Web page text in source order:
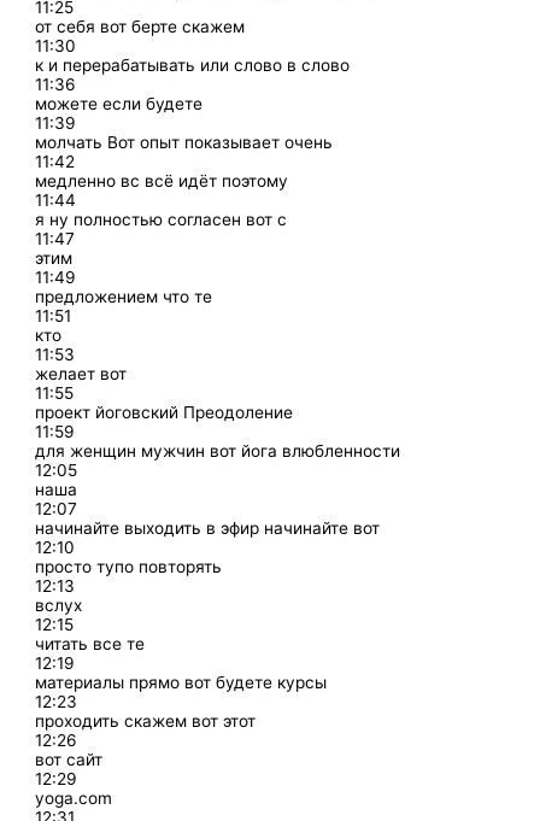
11:25
от себя вот берте скажем
11:30
к и перерабатывать или слово в слово
11:36
можете если будете
11:39
молчать Вот опыт показывает очень
11:42
медленно вс всё идёт поэтому
11:44
я ну полностью согласен вот с
11:47
этим
11:49
предложением что те
11:51
кто
11:53
желает вот
11:55
проект йоговский Преодоление
11:59
для женщин мужчин вот йога влюбленности
12:05
наша
12:07
начинайте выходить в эфир начинайте вот
12:10
просто тупо повторять
12:13
вслух
12:15
читать все те
12:19
материалы прямо вот будете курсы
12:23
проходить скажем вот этот
12:26
вот сайт
12:29
yoga.com